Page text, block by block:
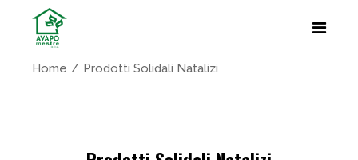
Home Prodotti Solidali Natalizi